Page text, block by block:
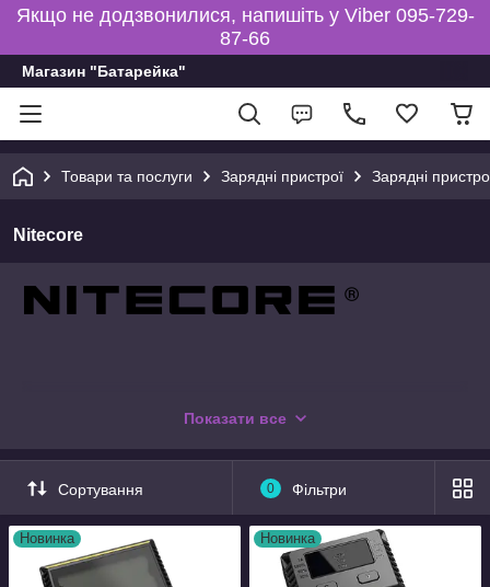
Якщо не додзвонилися, напишіть у Viber 095-729-
87-66
Магазин "Батарейка"
Товари та послуги Зарядні пристрої Зарядні
Nitecore
Показати все
Сортування 0 Фільтри
Новинка Новинка